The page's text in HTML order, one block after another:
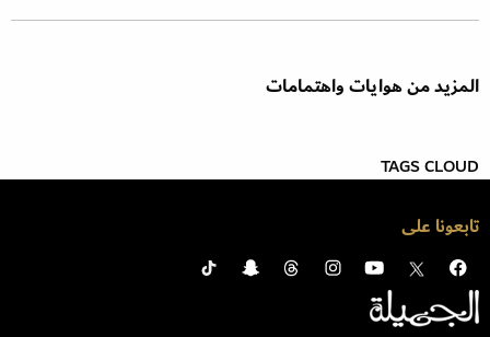
المزيد من هوايات واهتمامات
TAGS CLOUD
تابعونا على